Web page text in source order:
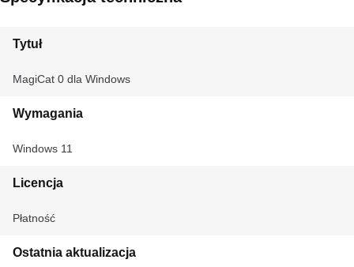
Tytuł
MagiCat 0 dla Windows
Wymagania
Windows 11
Licencja
Płatność
Ostatnia aktualizacja